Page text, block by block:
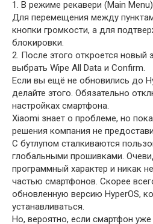
1. В режиме рекавери (Main
Для перемещения между
кнопки громкости, а для
блокировки.
2. После этого откроется
выбрать Wipe All Data и Confirm.
Если вы ещё не обновились до
делайте этого. Обязательно
настройках смартфона.
Xiaomi знает о проблеме, но
решения компания не
С бутлупом сталкиваются
глобальными прошивками.
программный характер и никак
частью смартфонов. Скорее
обновленную версию HyperOS,
устанавливаться.
Но, вероятно, если смартфон